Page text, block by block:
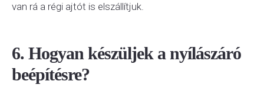
van rá a régi ajtót is elszállítjuk.
6. Hogyan készüljek a nyílászáró
beépítésre?